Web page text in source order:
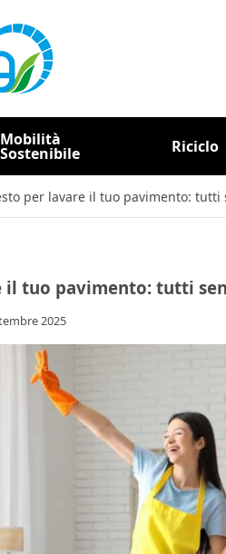
Mobilità
Sostenibile Riciclo
per lavare il tuo pavimento:
il tuo pavimento: tutti
2025